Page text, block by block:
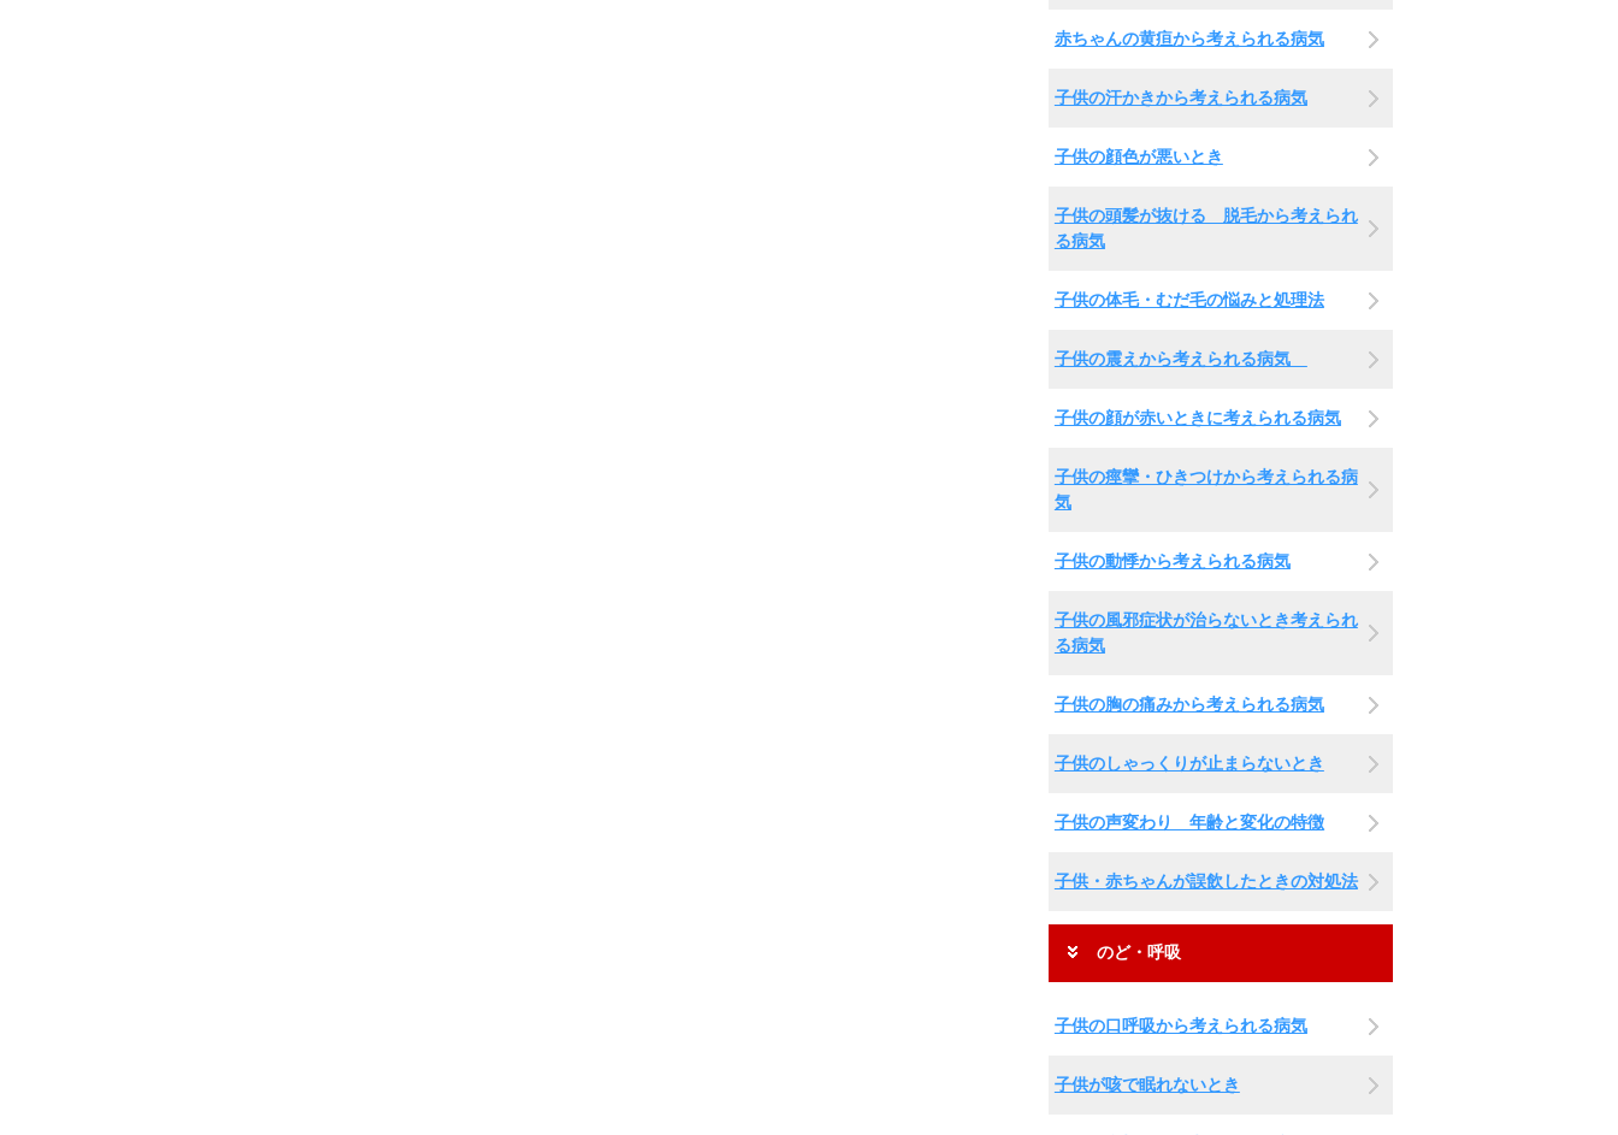
赤ちゃんの黄疸から考えられる病気
子供の汗かきから考えられる病気
子供の顔色が悪いとき
子供の頭髪が抜ける 脱毛から考えられ
る病気
子供の体毛・むだ毛の悩みと処理法
子供の震えから考えられる病気
子供の顔が赤いときに考えられる病気
子供の痙攣・ひきつけから考えられる病
気
子供の動悸から考えられる病気
子供の風邪症状が治らないとき考えられ
る病気
子供の胸の痛みから考えられる病気
子供のしゃっくりが止まらないとき
子供の声変わり 年齢と変化の特徴
子供・赤ちゃんが誤飲したときの対処法
のど・呼吸
子供の口呼吸から考えられる病気
子供が咳で眠れないとき